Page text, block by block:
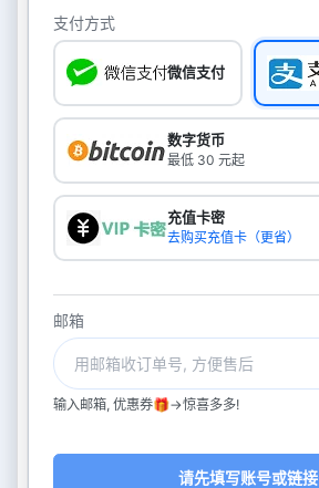
支付方式
微信支付
数字货币
最低 30 元起
充值卡密
去购买充值卡（更省）
邮箱
输入邮箱, 优惠券🎁->惊喜多多!
请先填写账号或链接